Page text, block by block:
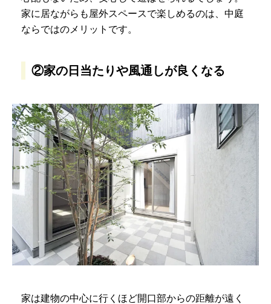
家に居ながらも屋外スペースで楽しめるのは、中庭
ならではのメリットです。
②家の日当たりや風通しが良くなる
家は建物の中心に行くほど開口部からの距離が遠く